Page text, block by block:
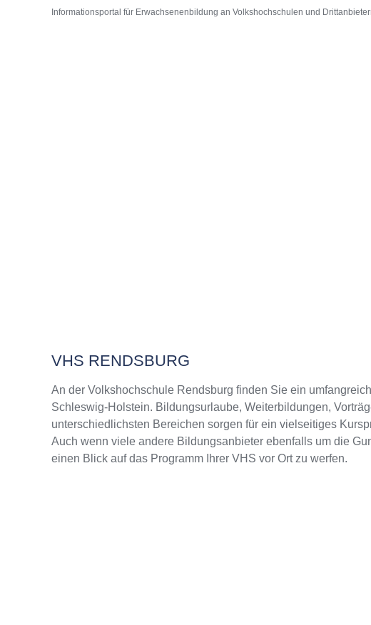
Informationsportal für Erwachsenenbildung an Volkshochschulen und
VHS RENDSBURG
An der Volkshochschule Rendsburg finden Sie ein
Schleswig-Holstein. Bildungsurlaube, Weiterbildungen,
unterschiedlichsten Bereichen sorgen für ein vielseitiges
Auch wenn viele andere Bildungsanbieter ebenfalls um die
einen Blick auf das Programm Ihrer VHS vor Ort zu werfen.